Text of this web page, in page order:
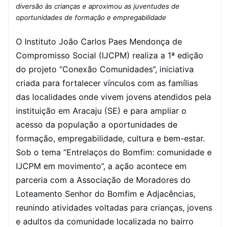
diversão às crianças e aproximou as juventudes de
oportunidades de formação e empregabilidade
O Instituto João Carlos Paes Mendonça de
Compromisso Social (IJCPM) realiza a 1ª edição
do projeto “Conexão Comunidades”, iniciativa
criada para fortalecer vínculos com as famílias
das localidades onde vivem jovens atendidos pela
instituição em Aracaju (SE) e para ampliar o
acesso da população a oportunidades de
formação, empregabilidade, cultura e bem-estar.
Sob o tema “Entrelaços do Bomfim: comunidade e
IJCPM em movimento”, a ação acontece em
parceria com a Associação de Moradores do
Loteamento Senhor do Bomfim e Adjacências,
reunindo atividades voltadas para crianças, jovens
e adultos da comunidade localizada no bairro